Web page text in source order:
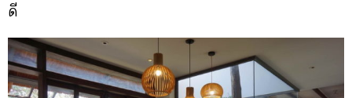
ดี